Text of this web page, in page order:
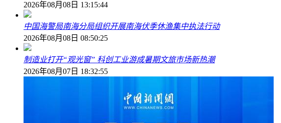
2026年08月08日 13:15:44
中国海警局南海分局组织开展南海伏季休渔集中执法行动
2026年08月08日 08:50:25
制造业打开“观光窗” 科创工业游成暑期文旅市场新热潮
2026年08月07日 18:32:55